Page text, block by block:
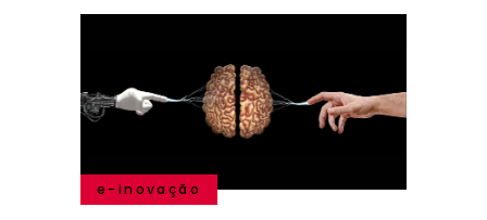
e-inovação